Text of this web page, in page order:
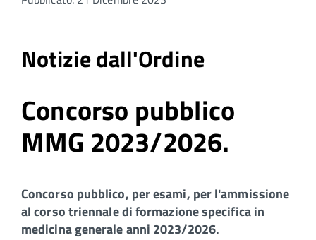
Notizie dall'Ordine
Concorso pubblico
MMG 2023/2026.
Concorso pubblico, per esami, per l'ammissione
al corso triennale di formazione specifica in
medicina generale anni 2023/2026.